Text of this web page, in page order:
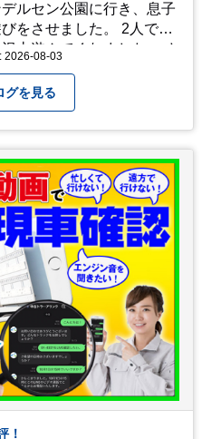
ルセン公園に行き、息子
をさせました。 2人でび
山遊んでくれました。 さ
2026-08-03
グを見る
！